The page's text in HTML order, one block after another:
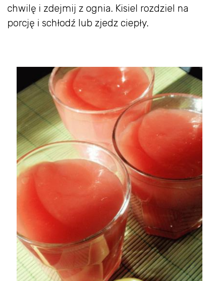
chwilę i zdejmij z ognia. Kisiel rozdziel na
porcję i schłodź lub zjedz ciepły.